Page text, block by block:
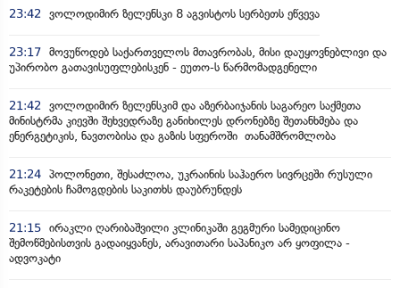
23:42 ვოლოდიმირ ზელენსკი 8 აგვისტოს სერბეთს ეწვევა
23:17 მოვუწოდებ საქართველოს მთავრობას, მისი დაუყოვნებლივი და
უპირობო გათავისუფლებისკენ - ეუთო-ს წარმომადგენელი
21:42
ვოლოდიმირ ზელენსკიმ და აზერბაიჯანის საგარეო საქმეთა
მინისტრმა კიევში შეხვედრაზე განიხილეს დრონებზე შეთანხმება და
ენერგეტიკის, ნავთობისა და გაზის სფეროში თანამშრომლობა
21:24 პოლონეთი, შესაძლოა, უკრაინის საჰაერო სივრცეში რუსული
რაკეტების ჩამოგდების საკითხს დაუბრუნდეს
21:15 ირაკლი ღარიბაშვილი კლინიკაში გეგმური სამედიცინო
შემოწმებისთვის გადაიყვანეს, არავითარი საპანიკო არ ყოფილა -
ადვოკატი